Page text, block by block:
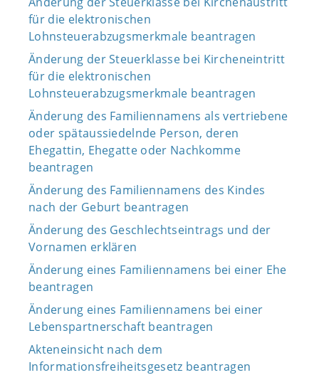
für die elektronischen
Lohnsteuerabzugsmerkmale beantragen
Änderung der Steuerklasse bei Kircheneintritt
für die elektronischen
Lohnsteuerabzugsmerkmale beantragen
Änderung des Familiennamens als vertriebene
oder spätaussiedelnde Person, deren
Ehegattin, Ehegatte oder Nachkomme
beantragen
Änderung des Familiennamens des Kindes
nach der Geburt beantragen
Änderung des Geschlechtseintrags und der
Vornamen erklären
Änderung eines Familiennamens bei einer Ehe
beantragen
Änderung eines Familiennamens bei einer
Lebenspartnerschaft beantragen
Akteneinsicht nach dem
Informationsfreiheitsgesetz beantragen